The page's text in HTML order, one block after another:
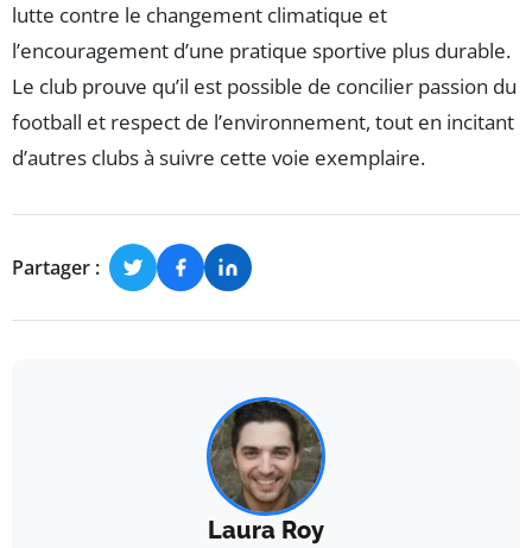
lutte contre le changement climatique et
l’encouragement d’une pratique sportive plus durable.
Le club prouve qu’il est possible de concilier passion du
football et respect de l’environnement, tout en incitant
d’autres clubs à suivre cette voie exemplaire.
Partager :
Laura Roy